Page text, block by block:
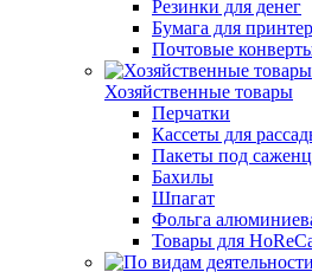
Резинки для денег
Бумага для
Почтовые
Хозяйственные товары
Перчатки
Кассеты для
Пакеты под
Бахилы
Шпагат
Фольга
Товары для